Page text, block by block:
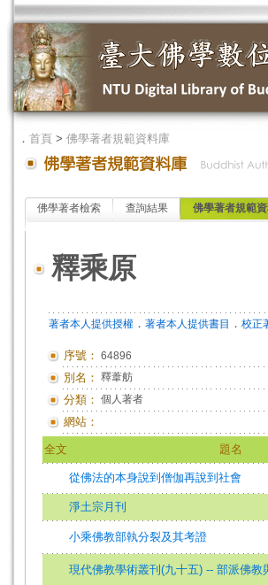
． 首頁 > 佛學著者規範資料庫
佛學著者檢索 查詢結果 佛學著者規範
釋乘原
著者本人提供授權 ． 著者本人提供書目 ． 校正
序號： 64896
別名： 釋葦舫
分類： 個人著者
網站：
全文 題名
從佛法的本身說到僧伽再說到社會
淨土宗月刊
小乘佛教部執分裂及其考證
現代佛教學術叢刊(九十五) -- 部派佛教